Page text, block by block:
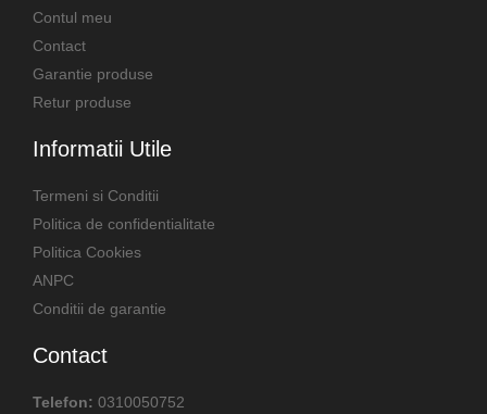
Contul meu
Contact
Garantie produse
Retur produse
Informatii Utile
Termeni si Conditii
Politica de confidentialitate
Politica Cookies
ANPC
Conditii de garantie
Contact
Telefon: 0310050752